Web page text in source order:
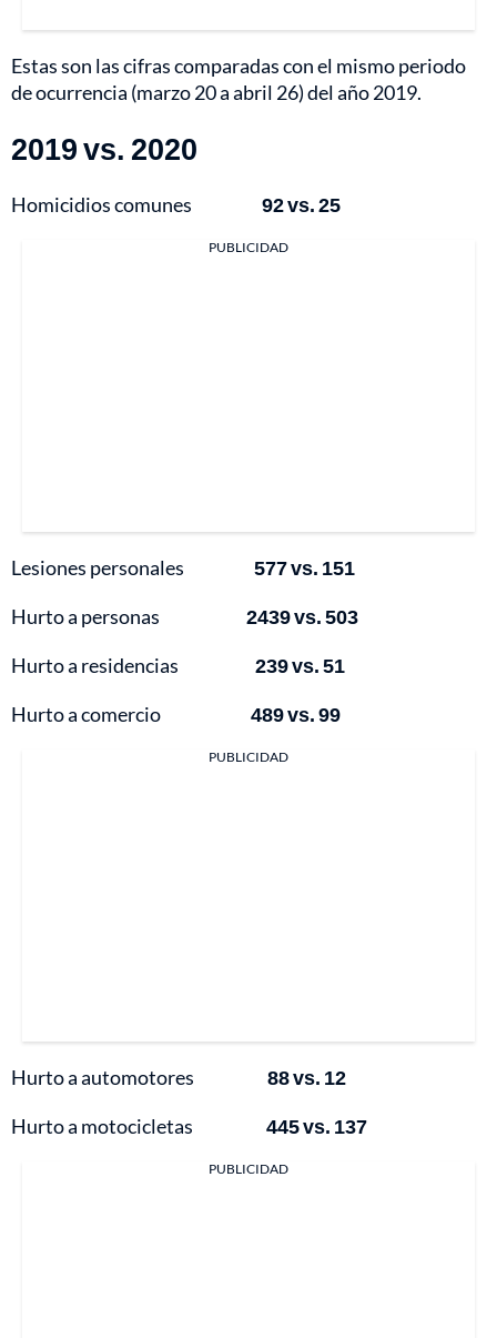
Estas son las cifras comparadas con el mismo periodo
de ocurrencia (marzo 20 a abril 26) del año 2019.
2019 vs. 2020
Homicidios comunes 92 vs. 25
PUBLICIDAD
Lesiones personales
577 vs. 151
Hurto a personas 2439 vs. 503
Hurto a residencias 239 vs. 51
Hurto a comercio 489 vs. 99
PUBLICIDAD
Hurto a automotores 88 vs. 12
Hurto a motocicletas 445 vs. 137
PUBLICIDAD